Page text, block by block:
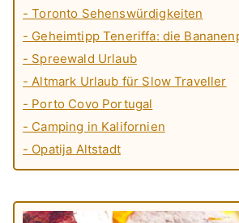
- Toronto Sehenswürdigkeiten
- Geheimtipp Teneriffa: die
- Spreewald Urlaub
- Altmark Urlaub für Slow Traveller
- Porto Covo Portugal
- Camping in Kalifornien
- Opatija Altstadt